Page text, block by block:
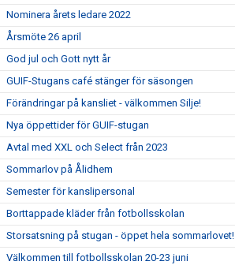
Nominera årets ledare 2022
Årsmöte 26 april
God jul och Gott nytt år
GUIF-Stugans café stänger för säsongen
Förändringar på kansliet - välkommen Silje!
Nya öppettider för GUIF-stugan
Avtal med XXL och Select från 2023
Sommarlov på Ålidhem
Semester för kanslipersonal
Borttappade kläder från fotbollsskolan
Storsatsning på stugan - öppet hela sommarlovet!
Välkommen till fotbollsskolan 20-23 juni